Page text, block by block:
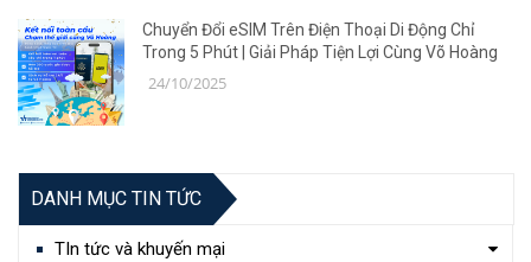
Chuyển Đổi eSIM Trên Điện Thoại Di Động Chỉ
Trong 5 Phút | Giải Pháp Tiện Lợi Cùng Võ Hoàng
24/10/2025
DANH MỤC TIN TỨC
TIn tức và khuyến mại